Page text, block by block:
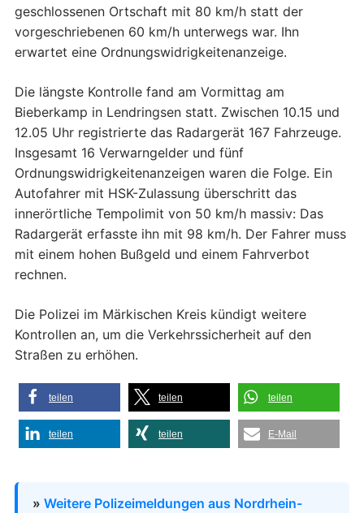
geschlossenen Ortschaft mit 80 km/h statt der
vorgeschriebenen 60 km/h unterwegs war. Ihn
erwartet eine Ordnungswidrigkeitenanzeige.
Die längste Kontrolle fand am Vormittag am
Bieberkamp in Lendringsen statt. Zwischen 10.15 und
12.05 Uhr registrierte das Radargerät 167 Fahrzeuge.
Insgesamt 16 Verwarngelder und fünf
Ordnungswidrigkeitenanzeigen waren die Folge. Ein
Autofahrer mit HSK-Zulassung überschritt das
innerörtliche Tempolimit von 50 km/h massiv: Das
Radargerät erfasste ihn mit 98 km/h. Der Fahrer muss
mit einem hohen Bußgeld und einem Fahrverbot
rechnen.
Die Polizei im Märkischen Kreis kündigt weitere
Kontrollen an, um die Verkehrssicherheit auf den
Straßen zu erhöhen.
teilen teilen teilen
teilen teilen E-Mail
» Weitere Polizeimeldungen aus Nordrhein-